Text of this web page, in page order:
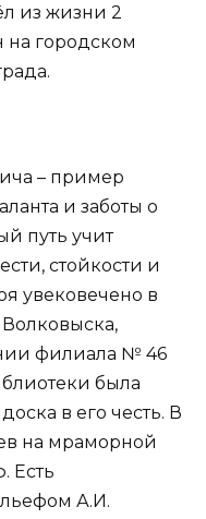
из жизни 2
на городском
– пример
и заботы о
путь учит
стойкости и
увековечено в
филиала № 46
была
в его честь. В
на мраморной
Есть
А.И.